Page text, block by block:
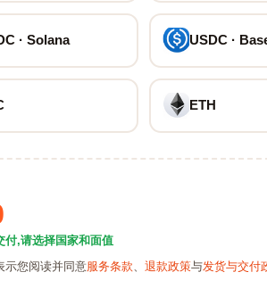
· Solana USDC ·
ETH
付,请选择国家和面值
示您阅读并同意服务条款、 退款政策与发货与交付